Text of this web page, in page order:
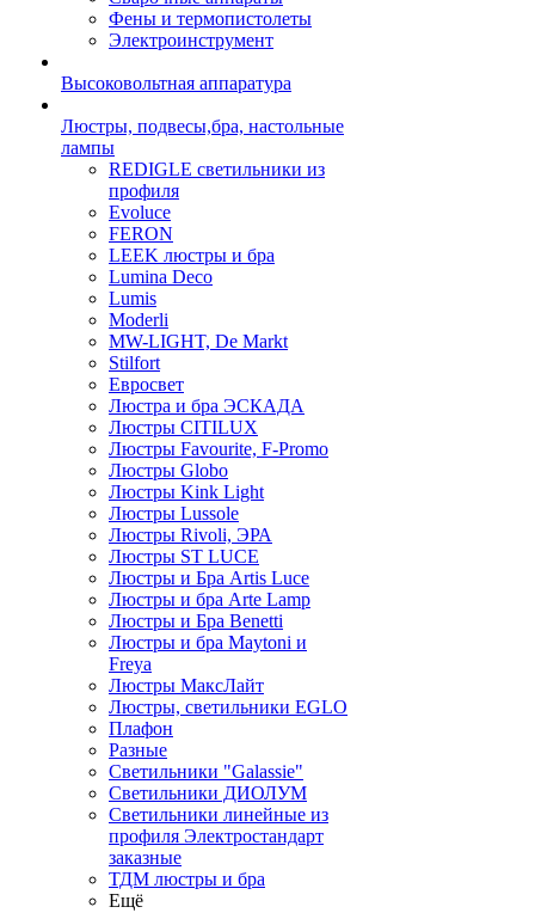
Фены и термопистолеты
Электроинструмент
Высоковольтная аппаратура
Люстры, подвесы,бра, настольные
лампы
REDIGLE светильники из
профиля
Evoluce
FERON
LEEK люстры и бра
Lumina Deco
Lumis
Moderli
MW-LIGHT, De Markt
Stilfort
Евросвет
Люстра и бра ЭСКАДА
Люстры CITILUX
Люстры Favourite, F-Promo
Люстры Globo
Люстры Kink Light
Люстры Lussole
Люстры Rivoli, ЭРА
Люстры ST LUCE
Люстры и Бра Artis Luce
Люстры и бра Arte Lamp
Люстры и Бра Benetti
Люстры и бра Maytoni и
Freya
Люстры МаксЛайт
Люстры, светильники EGLO
Плафон
Разные
Светильники "Galassie"
Светильники ДИОЛУМ
Светильники линейные из
профиля Электростандарт
заказные
ТДМ люстры и бра
Ещё